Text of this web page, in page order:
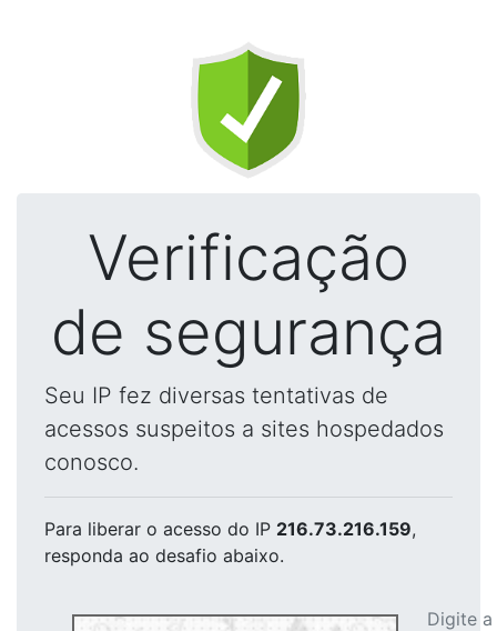
Verificação
de segurança
Seu IP fez diversas tentativas de
acessos suspeitos a sites hospedados
conosco.
Para liberar o acesso do IP 216.73.216.159,
responda ao desafio abaixo.
Digite